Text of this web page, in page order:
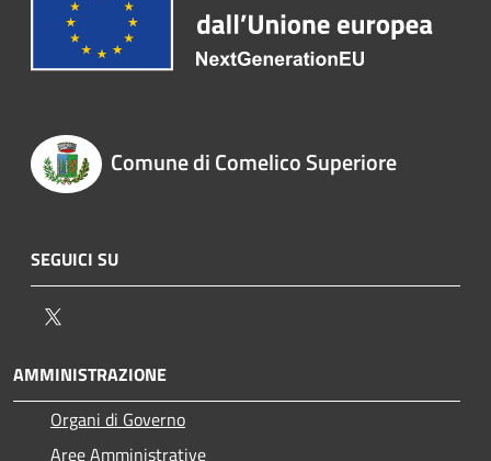
Comune di Comelico Superiore
SEGUICI SU
AMMINISTRAZIONE
Organi di Governo
Aree Amministrative